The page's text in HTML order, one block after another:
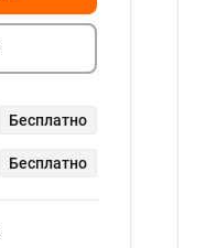
Бесплатно
Бесплатно